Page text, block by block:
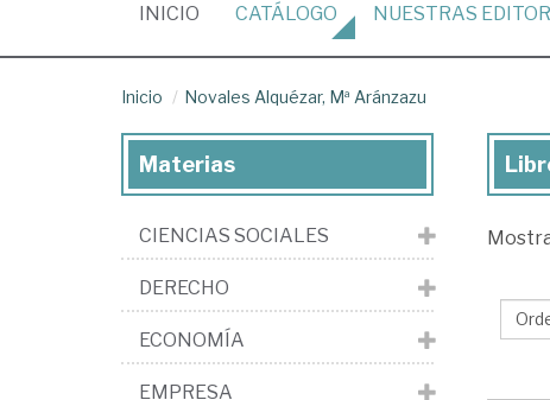
INICIO (CURRENT)
CATÁLOGO NUESTRAS
Inicio Novales Alquézar, Mª Aránzazu
Mª
Materias
CIENCIAS SOCIALES
DERECHO
ECONOMÍA
EMPRESA